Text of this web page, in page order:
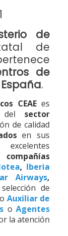
de
de
de
España.
CEAEes
del sector
de calidad
en sus
compañías
, Iberia
Airways,
de
Auxiliar de
oAgentes
la atención